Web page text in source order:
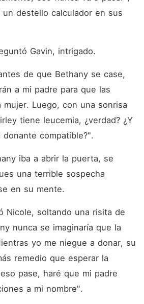
destello calculador en sus
Gavin, intrigado.
de que Bethany se case,
a mi padre para que las
Luego, con una sonrisa
tiene leucemia, ¿verdad? ¿Y
compatible?".
iba a abrir la puerta, se
una terrible sospecha
en su mente.
Nicole, soltando una risita de
nunca se imaginaría que la
yo me niegue a donar, su
remedio que esperar la
pase, haré que mi padre
a mi nombre".